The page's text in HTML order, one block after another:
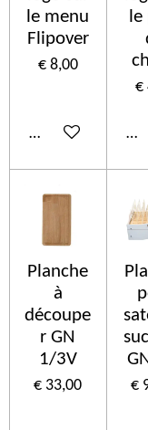
le menu
Flipover
€ 8,00
In winkelwagen
le
€
In
Planche
à
découpe
r GN
1/3V
€ 33,00 €